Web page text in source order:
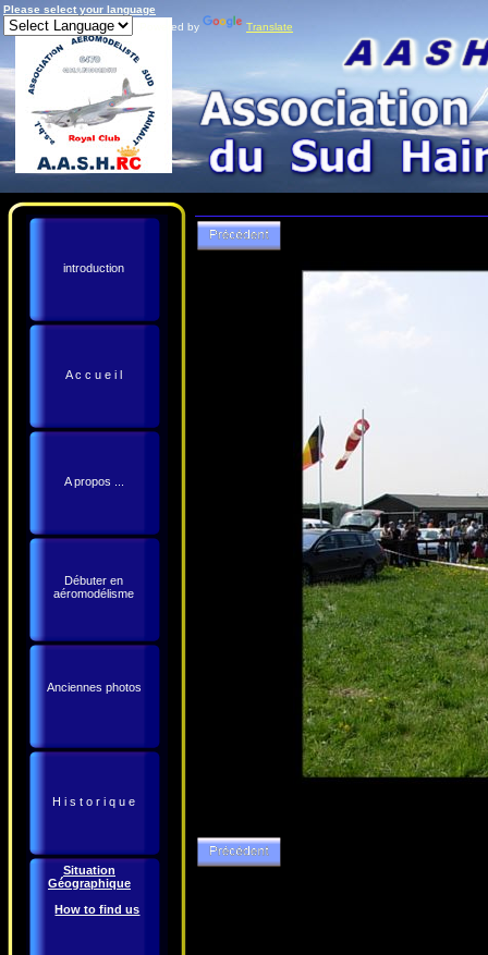
Please select your language
Powered by
Translate
introduction
A c c u e i l
A propos ...
Débuter en
aéromodélisme
Anciennes photos
H i s t o r i q u e
Situation
Géographique
How to find us